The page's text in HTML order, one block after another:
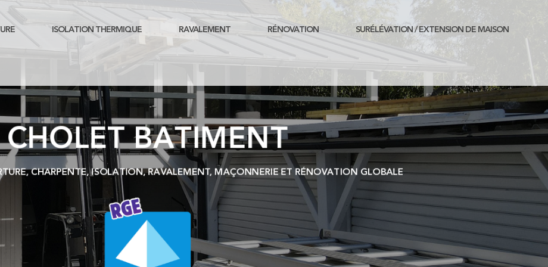
ISOLATION THERMIQUE RAVALEMENT RÉNOVATION
SURÉLÉVATION / EXTENSION DE MAISON
CHOLET BATIMENT
CHARPENTE, ISOLATION, RAVALEMENT, MAÇONNERIE ET RÉNOVATION GLOBALE